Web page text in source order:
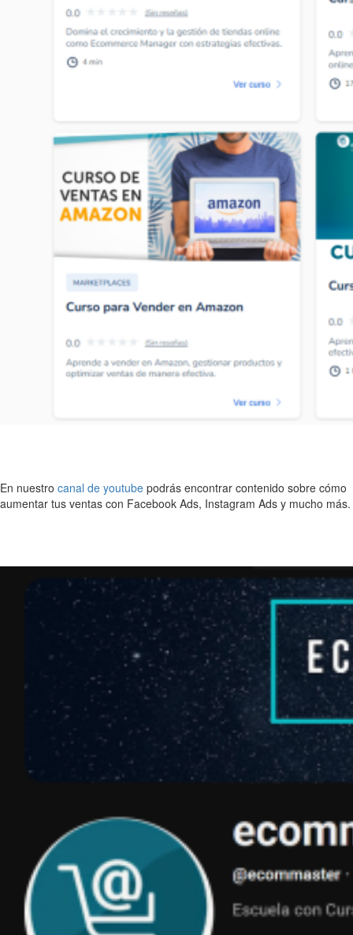
En nuestro canal de youtube podrás encontrar contenido sobre cómo
aumentar tus ventas con Facebook Ads, Instagram Ads y mucho más.